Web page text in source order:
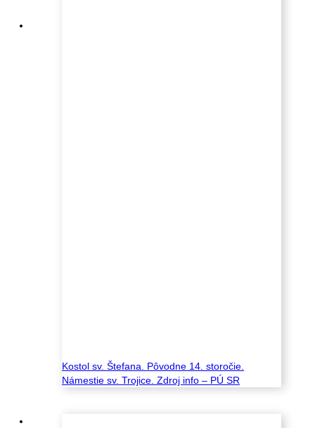
Kostol sv. Štefana. Pôvodne 14. storočie.
Námestie sv. Trojice. Zdroj info – PÚ SR